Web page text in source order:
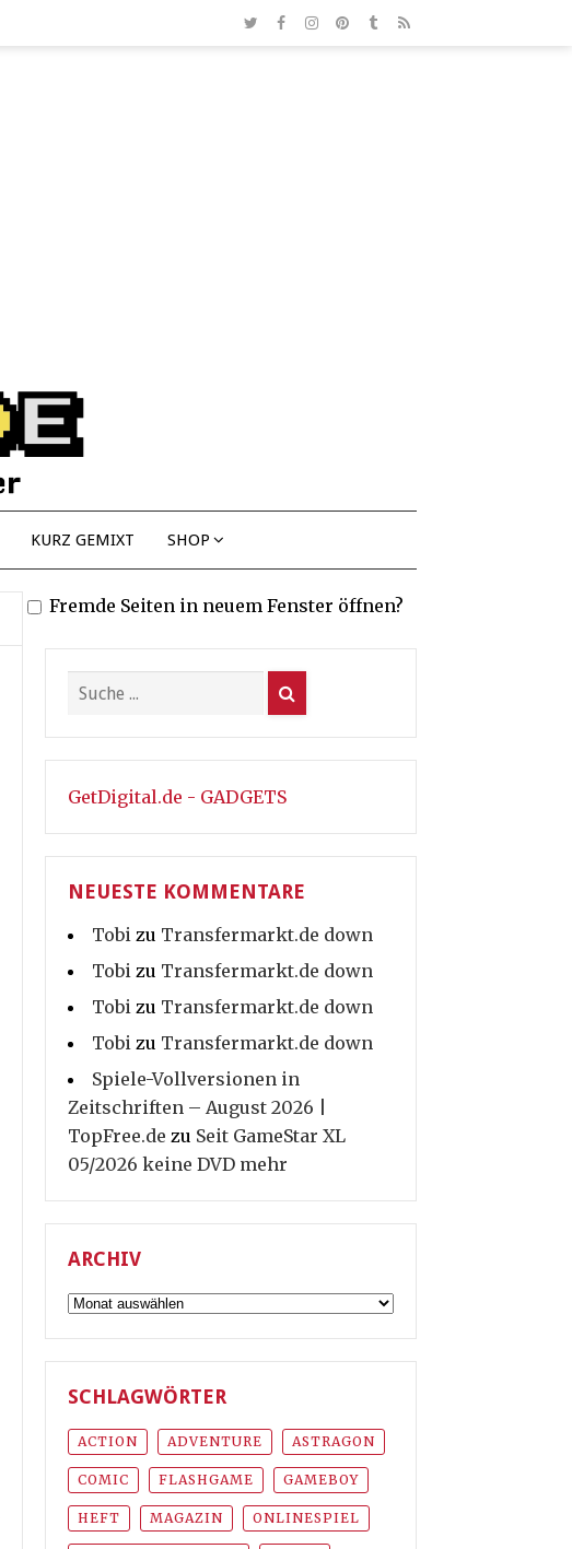
KURZ GEMIXT SHOP
Fremde Seiten in neuem Fenster öffnen?
GetDigital.de - GADGETS
NEUESTE KOMMENTARE
Tobi zu Transfermarkt.de down
Tobi zu Transfermarkt.de down
Tobi zu Transfermarkt.de down
Tobi zu Transfermarkt.de down
Spiele-Vollversionen in
Zeitschriften – August 2026 |
TopFree.de zu Seit GameStar XL
05/2026 keine DVD mehr
ARCHIV
Archiv
SCHLAGWÖRTER
ACTION ADVENTURE ASTRAGON
COMIC FLASHGAME GAMEBOY
HEFT MAGAZIN ONLINESPIEL